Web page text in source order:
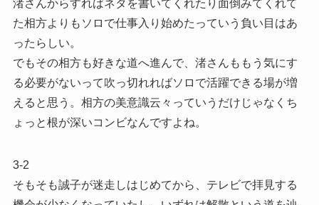
渚さんからすればネタを書いてくれたり面倒みてくれて
た相方よりもソロで仕事入り始めたっていう負い目はあ
ったらしい。
でもその相方も好きな道へ進んで、渚さんももう気にす
る必要がないって吹っ切れればソロで活躍できる場が増
えると思う。相方の美意識云々っていうだけじゃなくち
ょっと根が深いコンビなんですよね。
3-2
そもそも誠子が迷走しはじめてから、テレビで拝見する